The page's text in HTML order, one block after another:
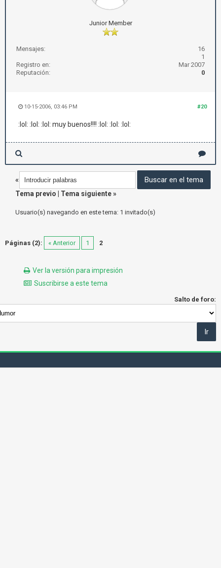
Junior Member
Mensajes:
16
1
Registro en:
Mar 2007
Reputación:
0
#20
10-15-2006, 03:46 PM
:lol: :lol: :lol: muy buenos!!!! :lol: :lol: :lol:
«
Tema previo
Tema siguiente»
Usuario(s) navegando en este tema: 1 invitado(s)
Páginas (2): « Anterior 1 2
Ver la versión para impresión
Suscribirse a este tema
Salto de foro: